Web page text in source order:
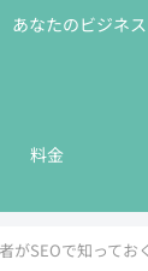
あなたのビジネ
料金
がSEOで知ってお